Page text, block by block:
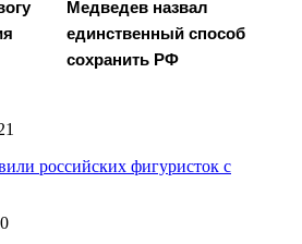
Медведев назвал
единственный способ
сохранить РФ
российских фигуристок с